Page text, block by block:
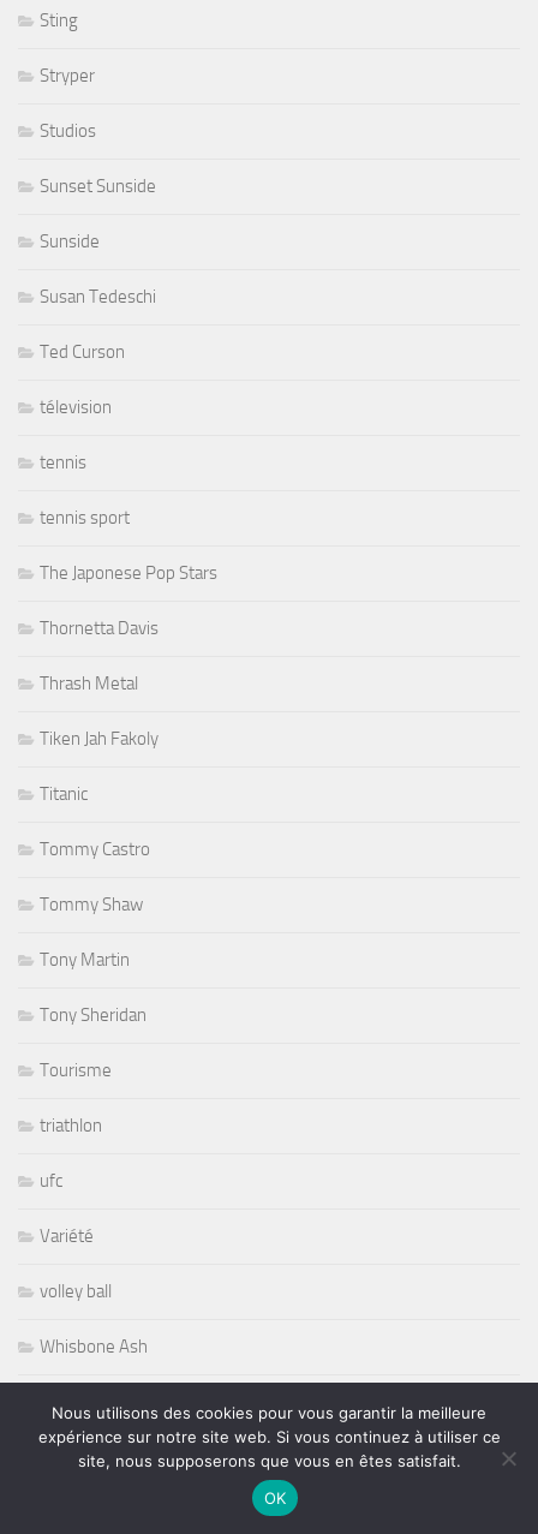
Sting
Stryper
Studios
Sunset Sunside
Sunside
Susan Tedeschi
Ted Curson
télevision
tennis
tennis sport
The Japonese Pop Stars
Thornetta Davis
Thrash Metal
Tiken Jah Fakoly
Titanic
Tommy Castro
Tommy Shaw
Tony Martin
Tony Sheridan
Tourisme
triathlon
ufc
Variété
volley ball
Whisbone Ash
Whitesnake
Widespread Panic
Nous utilisons des cookies pour vous garantir la meilleure
expérience sur notre site web. Si vous continuez à utiliser ce
site, nous supposerons que vous en êtes satisfait.
OK